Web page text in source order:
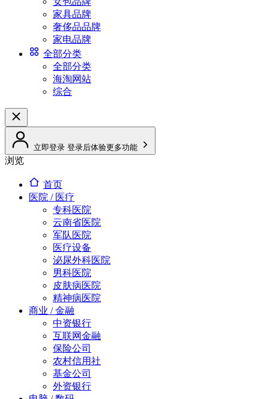
家具品牌
奢侈品品牌
家电品牌
全部分类
全部分类
海淘网站
综合
立即登录 登录后体验更多功能
浏览
首页
医院 / 医疗
专科医院
云南省医院
军队医院
医疗设备
泌尿外科医院
男科医院
皮肤病医院
精神病医院
商业 / 金融
中资银行
互联网金融
保险公司
农村信用社
基金公司
外资银行